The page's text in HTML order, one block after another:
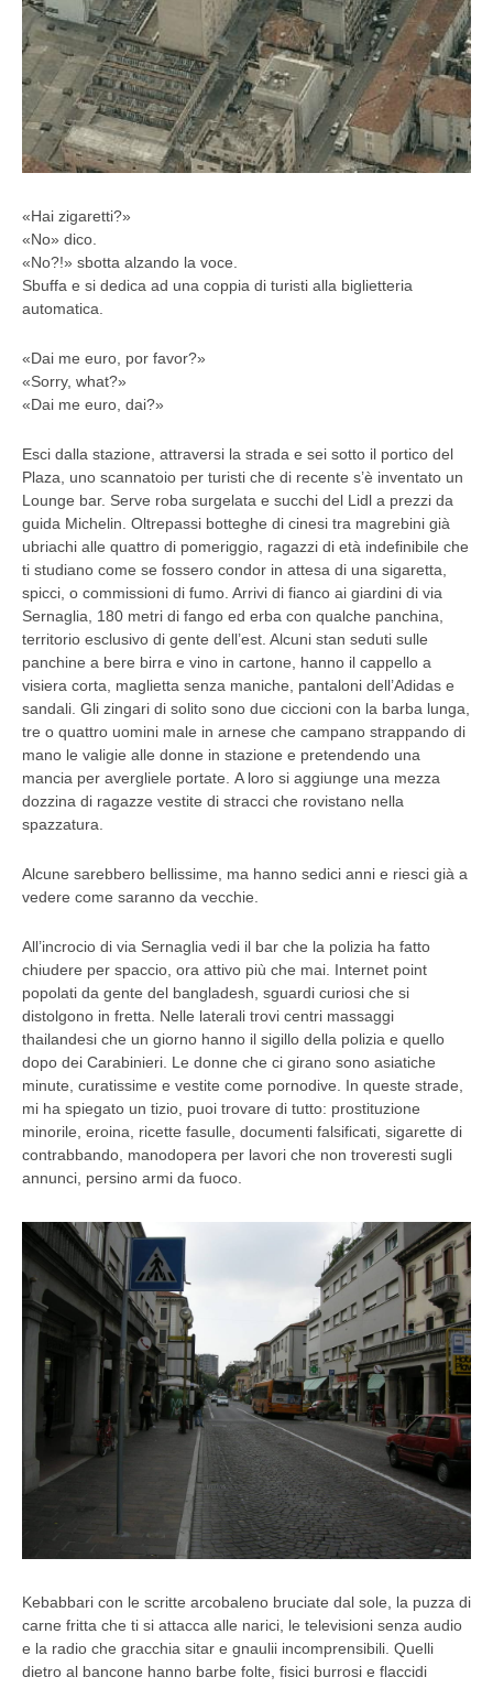
«Hai zigaretti?»
«No» dico.
«No?!» sbotta alzando la voce.
Sbuffa e si dedica ad una coppia di turisti alla biglietteria
automatica.
«Dai me euro, por favor?»
«Sorry, what?»
«Dai me euro, dai?»
Esci dalla stazione, attraversi la strada e sei sotto il portico del
Plaza, uno scannatoio per turisti che di recente s’è inventato un
Lounge bar. Serve roba surgelata e succhi del Lidl a prezzi da
guida Michelin. Oltrepassi botteghe di cinesi tra magrebini già
ubriachi alle quattro di pomeriggio, ragazzi di età indefinibile che
ti studiano come se fossero condor in attesa di una sigaretta,
spicci, o commissioni di fumo. Arrivi di fianco ai giardini di via
Sernaglia, 180 metri di fango ed erba con qualche panchina,
territorio esclusivo di gente dell’est. Alcuni stan seduti sulle
panchine a bere birra e vino in cartone, hanno il cappello a
visiera corta, maglietta senza maniche, pantaloni dell’Adidas e
sandali. Gli zingari di solito sono due ciccioni con la barba lunga,
tre o quattro uomini male in arnese che campano strappando di
mano le valigie alle donne in stazione e pretendendo una
mancia per avergliele portate. A loro si aggiunge una mezza
dozzina di ragazze vestite di stracci che rovistano nella
spazzatura.
Alcune sarebbero bellissime, ma hanno sedici anni e riesci già a
vedere come saranno da vecchie.
All’incrocio di via Sernaglia vedi il bar che la polizia ha fatto
chiudere per spaccio, ora attivo più che mai. Internet point
popolati da gente del bangladesh, sguardi curiosi che si
distolgono in fretta. Nelle laterali trovi centri massaggi
thailandesi che un giorno hanno il sigillo della polizia e quello
dopo dei Carabinieri. Le donne che ci girano sono asiatiche
minute, curatissime e vestite come pornodive. In queste strade,
mi ha spiegato un tizio, puoi trovare di tutto: prostituzione
minorile, eroina, ricette fasulle, documenti falsificati, sigarette di
contrabbando, manodopera per lavori che non troveresti sugli
annunci, persino armi da fuoco.
Kebabbari con le scritte arcobaleno bruciate dal sole, la puzza di
carne fritta che ti si attacca alle narici, le televisioni senza audio
e la radio che gracchia sitar e gnaulii incomprensibili. Quelli
dietro al bancone hanno barbe folte, fisici burrosi e flaccidi